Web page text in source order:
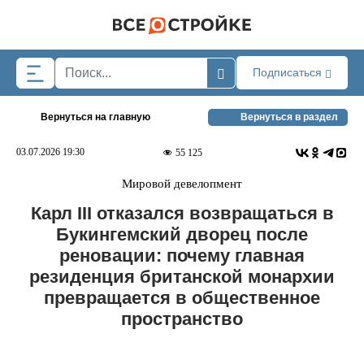
Подписаться
Вернуться на главную Вернуться в раздел
03.07.2026 19:30 55 125
Мировой девелопмент
Карл III отказался возвращаться в
Букингемский дворец после
реновации: почему главная
резиденция британской монархии
превращается в общественное
пространство